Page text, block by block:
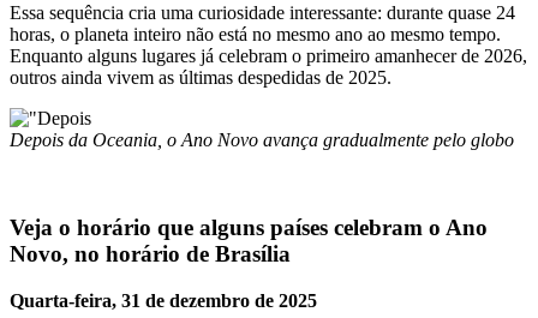
Essa sequência cria uma curiosidade interessante: durante quase 24
horas, o planeta inteiro não está no mesmo ano ao mesmo tempo.
Enquanto alguns lugares já celebram o primeiro amanhecer de 2026,
outros ainda vivem as últimas despedidas de 2025.
Depois da Oceania, o Ano Novo avança gradualmente pelo globo
Veja o horário que alguns países celebram o Ano
Novo, no horário de Brasília
Quarta-feira, 31 de dezembro de 2025